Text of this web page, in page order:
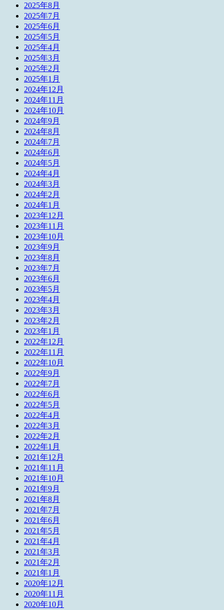
2025年8月
2025年7月
2025年6月
2025年5月
2025年4月
2025年3月
2025年2月
2025年1月
2024年12月
2024年11月
2024年10月
2024年9月
2024年8月
2024年7月
2024年6月
2024年5月
2024年4月
2024年3月
2024年2月
2024年1月
2023年12月
2023年11月
2023年10月
2023年9月
2023年8月
2023年7月
2023年6月
2023年5月
2023年4月
2023年3月
2023年2月
2023年1月
2022年12月
2022年11月
2022年10月
2022年9月
2022年7月
2022年6月
2022年5月
2022年4月
2022年3月
2022年2月
2022年1月
2021年12月
2021年11月
2021年10月
2021年9月
2021年8月
2021年7月
2021年6月
2021年5月
2021年4月
2021年3月
2021年2月
2021年1月
2020年12月
2020年11月
2020年10月